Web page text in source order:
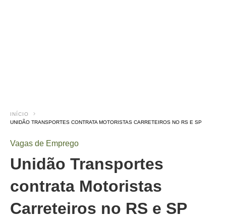
INÍCIO
UNIDÃO TRANSPORTES CONTRATA MOTORISTAS CARRETEIROS NO RS E SP
Vagas de Emprego
Unidão Transportes
contrata Motoristas
Carreteiros no RS e SP